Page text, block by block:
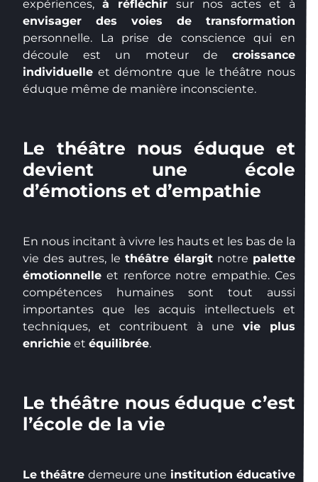
expériences,à réfléchirsur nos actes et à
envisager des voies de transformation
personnelle. La prise de conscience qui en
découle est un moteur de croissance
individuelle et démontre que le théâtre nous
éduque même de manière inconsciente.
Le théâtre nous éduque et
devient une école
d’émotions et d’empathie
En nous incitant à vivre les hauts et les bas de la
vie des autres, le théâtre élargit notre palette
émotionnelle et renforce notre empathie. Ces
compétences humaines sont tout aussi
importantes que les acquis intellectuels et
techniques, et contribuent à une vie plus
enrichie et équilibrée.
Le théâtre nous éduque c’est
l’école de la vie
Le théâtre demeure une institution éducative